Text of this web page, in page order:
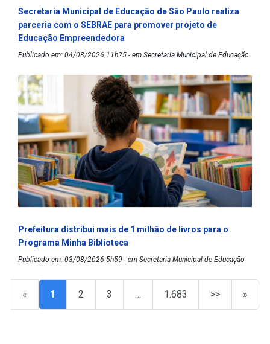
Secretaria Municipal de Educação de São Paulo realiza
parceria com o SEBRAE para promover projeto de
Educação Empreendedora
Publicado em: 04/08/2026 11h25 - em Secretaria Municipal de Educação
Prefeitura distribui mais de 1 milhão de livros para o
Programa Minha Biblioteca
Publicado em: 03/08/2026 5h59 - em Secretaria Municipal de Educação
« 1 2 3 … 1.683 >> »